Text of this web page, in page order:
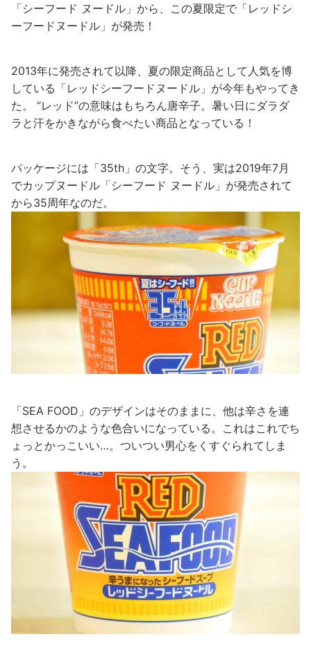
「シーフード ヌードル」から、この夏限定で「レッドシ
ーフードヌードル」が発売！
2013年に発売されて以降、夏の限定商品として人気を博
している「レッドシーフードヌードル」が今年もやってき
た。 “レッド”の意味はもちろん唐辛子。暑い日にダラダ
ラと汗をかきながら食べたい商品となっている！
パッケージには「35th」の文字。そう、実は2019年7月
でカップヌードル「シーフード ヌードル」が発売されて
から35周年なのだ。
「SEA FOOD」のデザインはそのままに、他は辛さを連
想させるかのような色合いになっている。これはこれでち
ょっとかっこいい…。ついつい男心をくすぐられてしま
う。